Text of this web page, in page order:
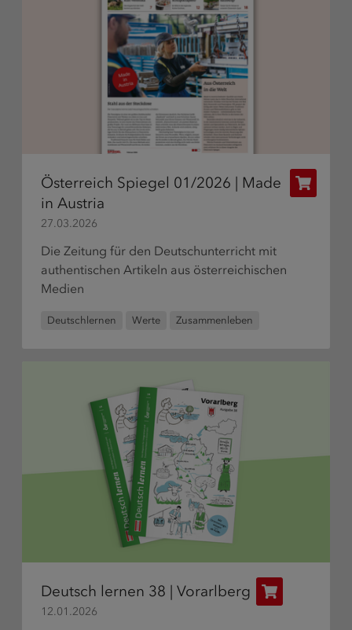
Österreich Spiegel 01/2026 | Made
in Austria
27.03.2026
Die Zeitung für den Deutschunterricht mit
authentischen Artikeln aus österreichischen
Medien
Deutschlernen Werte Zusammenleben
Deutsch lernen 38 | Vorarlberg
12.01.2026
Publikation